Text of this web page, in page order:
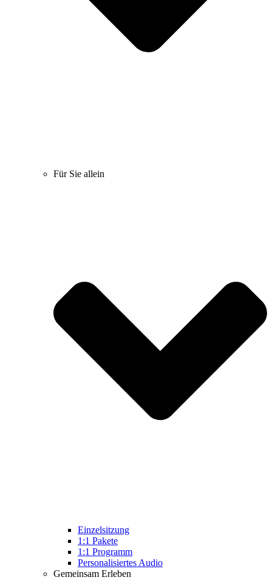
Für Sie allein
Einzelsitzung
1:1 Pakete
1:1 Programm
Personalisiertes Audio
Gemeinsam Erleben